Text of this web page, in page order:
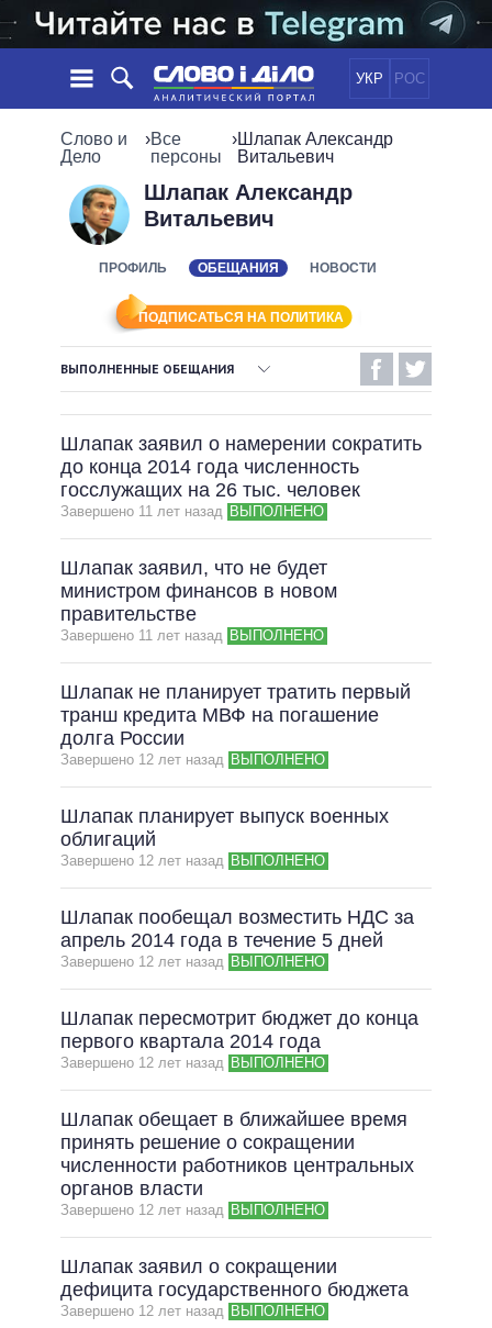
УКР РОС
НОВОСТИ
ЛЕНТА
СОБЫТИЯ
ОБЗОРЫ
ДАЙДЖЕСТЫ
ПОЛИТИКА
ЭКОНОМИКА
ОБЕЩАНИЯ
ПРЕЗИДЕНТ И ОФИС
ВЕРХОВНАЯ РАДА
КАБИНЕТ МИНИСТРОВ
ГЛАВЫ ОБЛАДМИНИСТРАЦИЙ
МЭРЫ
ВСЕ ПЕРСОНЫ
ИНФОГРАФИКА
ВИДЕО
ПОДДЕРЖАТЬ
Слово и
Дело
›Все
персоны
›Шлапак Александр
Витальевич
Шлапак Александр
Витальевич
ПРОФИЛЬ ОБЕЩАНИЯ НОВОСТИ
ПОДПИСАТЬСЯ НА ПОЛИТИКА
ВЫПОЛНЕННЫЕ ОБЕЩАНИЯ
НЕВЫПОЛНЕННЫЕ ОБЕЩАНИЯ
ОБЕЩАНИЯ В ПРОЦЕССЕ
ВСЕ ОБЕЩАНИЯ
АРХИВНЫЕ ОБЕЩАНИЯ
Шлапак заявил о намерении сократить
до конца 2014 года численность
госслужащих на 26 тыс. человек
Завершено 11 лет назад ВЫПОЛНЕНО
Шлапак заявил, что не будет
министром финансов в новом
правительстве
Завершено 11 лет назад ВЫПОЛНЕНО
Шлапак не планирует тратить первый
транш кредита МВФ на погашение
долга России
Завершено 12 лет назад ВЫПОЛНЕНО
Шлапак планирует выпуск военных
облигаций
Завершено 12 лет назад ВЫПОЛНЕНО
Шлапак пообещал возместить НДС за
апрель 2014 года в течение 5 дней
Завершено 12 лет назад ВЫПОЛНЕНО
Шлапак пересмотрит бюджет до конца
первого квартала 2014 года
Завершено 12 лет назад ВЫПОЛНЕНО
Шлапак обещает в ближайшее время
принять решение о сокращении
численности работников центральных
органов власти
Завершено 12 лет назад ВЫПОЛНЕНО
Шлапак заявил о сокращении
дефицита государственного бюджета
Завершено 12 лет назад ВЫПОЛНЕНО